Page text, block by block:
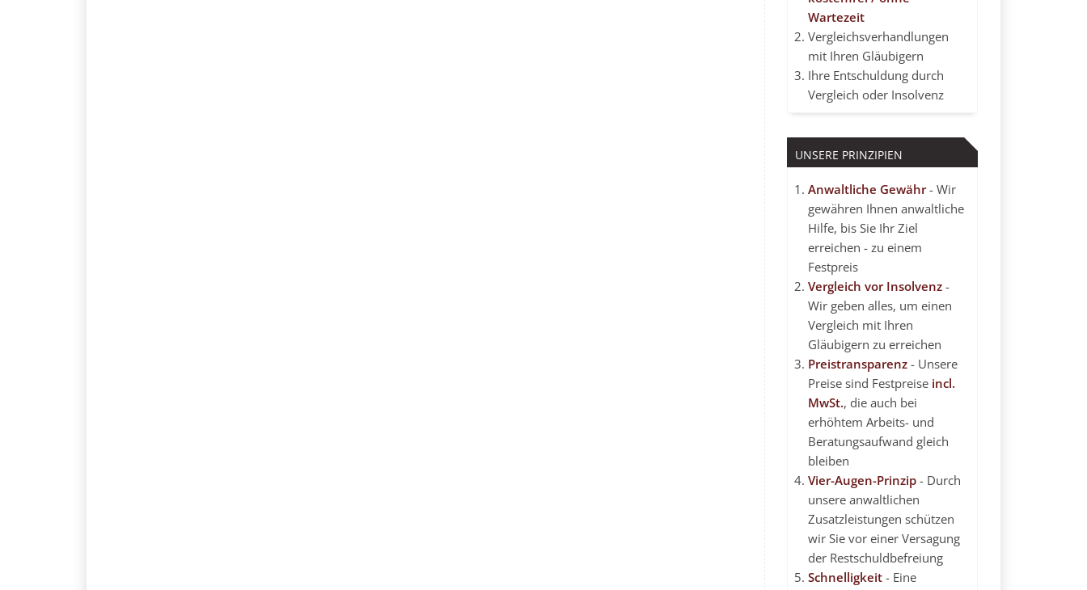
Wartezeit
Vergleichsverhandlungen
mit Ihren Gläubigern
Ihre Entschuldung durch
Vergleich oder Insolvenz
UNSERE PRINZIPIEN
Anwaltliche Gewähr- Wir
gewähren Ihnen anwaltliche
Hilfe, bis Sie Ihr Ziel
erreichen - zu einem
Festpreis
Vergleich vor Insolvenz-
Wir geben alles, um einen
Vergleich mit Ihren
Gläubigern zu erreichen
Preistransparenz- Unsere
Preise sind Festpreise incl.
MwSt., die auch bei
erhöhtem Arbeits- und
Beratungsaufwand gleich
bleiben
Vier-Augen-Prinzip- Durch
unsere anwaltlichen
Zusatzleistungen schützen
wir Sie vor einer Versagung
der Restschuldbefreiung
Schnelligkeit- Eine